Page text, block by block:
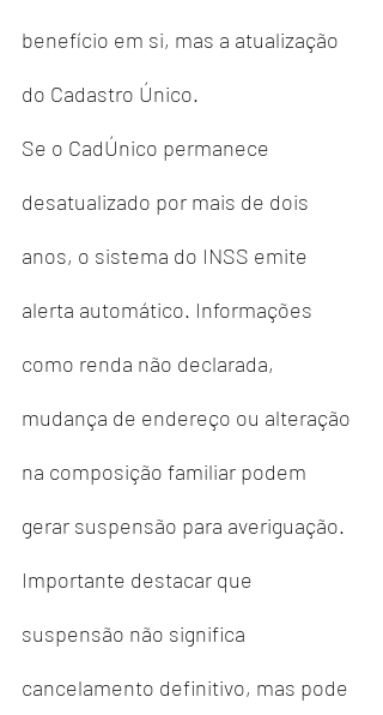
benefício em si, mas a atualização
do Cadastro Único.
Se o CadÚnico permanece
desatualizado por mais de dois
anos, o sistema do INSS emite
alerta automático. Informações
como renda não declarada,
mudança de endereço ou alteração
na composição familiar podem
gerar suspensão para averiguação.
Importante destacar que
suspensão não significa
cancelamento definitivo, mas pode